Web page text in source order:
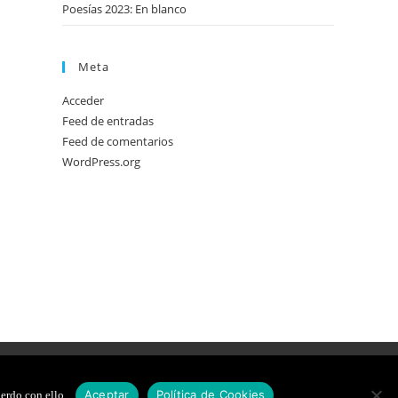
Poesías 2023: En blanco
Meta
Acceder
Feed de entradas
Feed de comentarios
WordPress.org
COOKIES DISEÑO WEB
con ello. Aceptar Política de Cookies